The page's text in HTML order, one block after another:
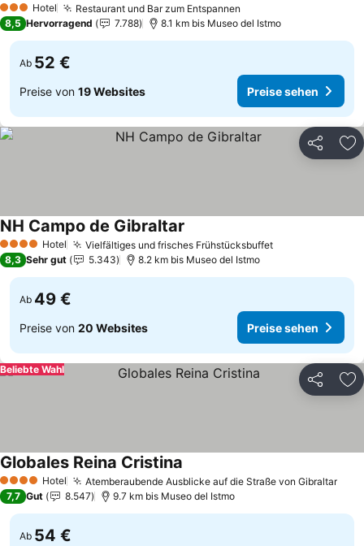
3 SterneHotel Restaurant und Bar zum Entspannen
Preise sehen
8,5 Hervorragend 7.788 8.1 km bis Museo del Istmo
Ab 52 €
Preise von 19 Websites Preise sehen
Teilen
4 Sterne Hotel Vielfältiges und frisches FrühstücksbuffetPreise sehen
NH Campo de Gibraltar
8,3 Sehr gut 5.343 8.2 km bis Museo del Istmo
Ab 49 €
Preise von 20 Websites Preise sehen
Teilen
Beliebte Wahl
4 Sterne Hotel Atemberaubende Ausblicke auf die Straße von Gibraltar
Globales Reina Cristina
7,7 Gut 8.547 9.7 km bis Museo del Istmo
Ab 54 €